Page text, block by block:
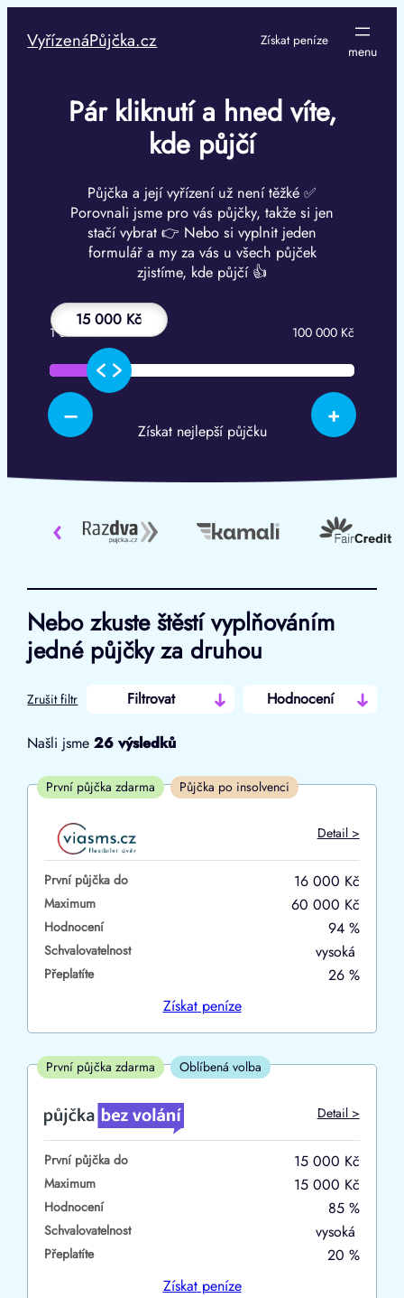
obsah
VyřízenáPůjčka.cz Získat peníze
Pár kliknutí a hned víte,
kde půjčí
Půjčka a její vyřízení už není těžké ✅
Porovnali jsme pro vás půjčky, takže si jen
stačí vybrat 👉 Nebo si vyplnit jeden
formulář a my za vás u všech půjček
zjistíme, kde půjčí 👍
15 000 Kč
– +
1 000 Kč 100 000 Kč
Získat nejlepší půjčku
‹
Nebo zkuste štěstí vyplňováním
jedné půjčky za druhou
Zrušit filtr Filtrovat Hodnocení
Od
První půjčka zdarma
–
ano
ne
ano
ne
V exekuci
ano
ne
Po insolvenci
ano
ne
Našli jsme26 výsledků
První půjčka zdarma Půjčka po insolvenci
Detail >
První půjčka do 16 000 Kč
Maximum 60 000 Kč
Hodnocení 94 %
Schvalovatelnost vysoká
Přeplatíte
26 %
Získatpeníze
První půjčka zdarma Oblíbená volba
Detail >
První půjčka do 15 000 Kč
Maximum 15 000 Kč
Hodnocení 85 %
Schvalovatelnost vysoká
Přeplatíte
20 %
Získatpeníze